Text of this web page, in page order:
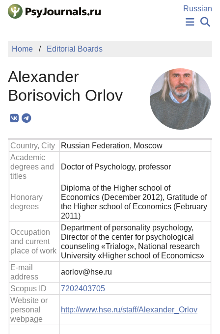
Skip to Main Content
Russian
NEWS
MANUSCRIPT SUBMISSION
EDITOR'S CHOICE
Sign Up
Log In
Home Editorial Boards
Alexander
Borisovich Orlov
Country, City
Russian Federation, Moscow
Academic
degrees and
titles
Doctor of Psychology, professor
Honorary
degrees
Diploma of the Higher school of
Economics (December 2012), Gratitude of
the Higher school of Economics (February
2011)
Occupation
and current
place of work
Department of personality psychology,
Director of the center for psychological
counseling «Trialog», National research
University «Higher school of Economics»
E-mail
address
aorlov@hse.ru
Scopus ID
7202403705
Website or
personal
webpage
http://www.hse.ru/staff/Alexander_Orlov